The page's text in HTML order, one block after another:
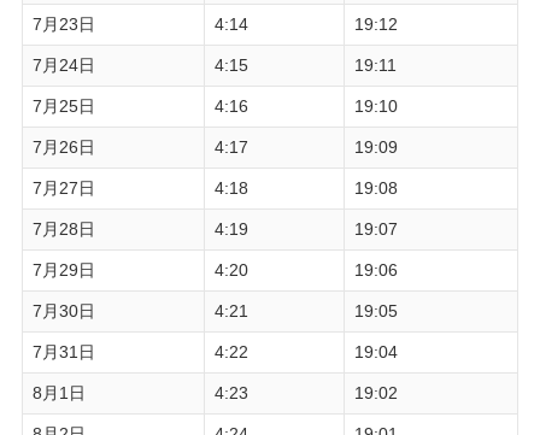
7月23日 4:14 19:12
7月24日 4:15 19:11
7月25日 4:16 19:10
7月26日 4:17 19:09
7月27日 4:18 19:08
7月28日 4:19 19:07
7月29日 4:20 19:06
7月30日 4:21 19:05
7月31日 4:22 19:04
8月1日 4:23 19:02